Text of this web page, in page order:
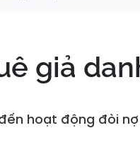
giả
hoạt động đòi